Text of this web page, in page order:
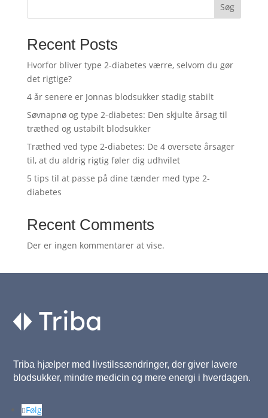
Søg
Recent Posts
Hvorfor bliver type 2-diabetes værre, selvom du gør
det rigtige?
4 år senere er Jonnas blodsukker stadig stabilt
Søvnapnø og type 2-diabetes: Den skjulte årsag til
træthed og ustabilt blodsukker
Træthed ved type 2-diabetes: De 4 oversete årsager
til, at du aldrig rigtig føler dig udhvilet
5 tips til at passe på dine tænder med type 2-
diabetes
Recent Comments
Der er ingen kommentarer at vise.
Triba hjælper med livstilssændringer, der giver lavere
blodsukker, mindre medicin og mere energi i hverdagen.
Følg